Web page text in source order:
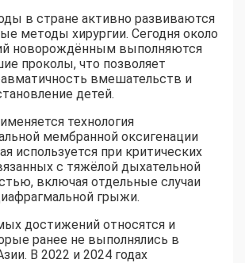
в стране активно развиваются
методы хирургии. Сегодня около
новорождённым выполняются
проколы, что позволяет
вмешательств и
детей.
технология
мембранной оксигенации
используется при критических
с тяжёлой дыхательной
включая отдельные случаи
грыжи.
достижений относятся и
ранее не выполнялись в
В 2022 и 2024 годах